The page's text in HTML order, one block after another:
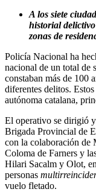
A los siete
historial
zonas de
Policía Nacional ha
nacional de un total de
constaban más de 100
diferentes delitos.
autónoma catalana,
El operativo se dirigió
Brigada Provincial de
con la colaboración de
Coloma de Farners y
Hilari Sacalm y Olot,
personas
vuelo fletado.